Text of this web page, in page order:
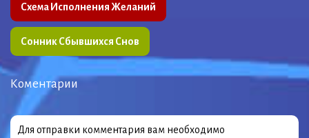
Схема Исполнения Желаний
Сонник Сбывшихся Снов
Коментарии
Для отправки комментария вам необходимо